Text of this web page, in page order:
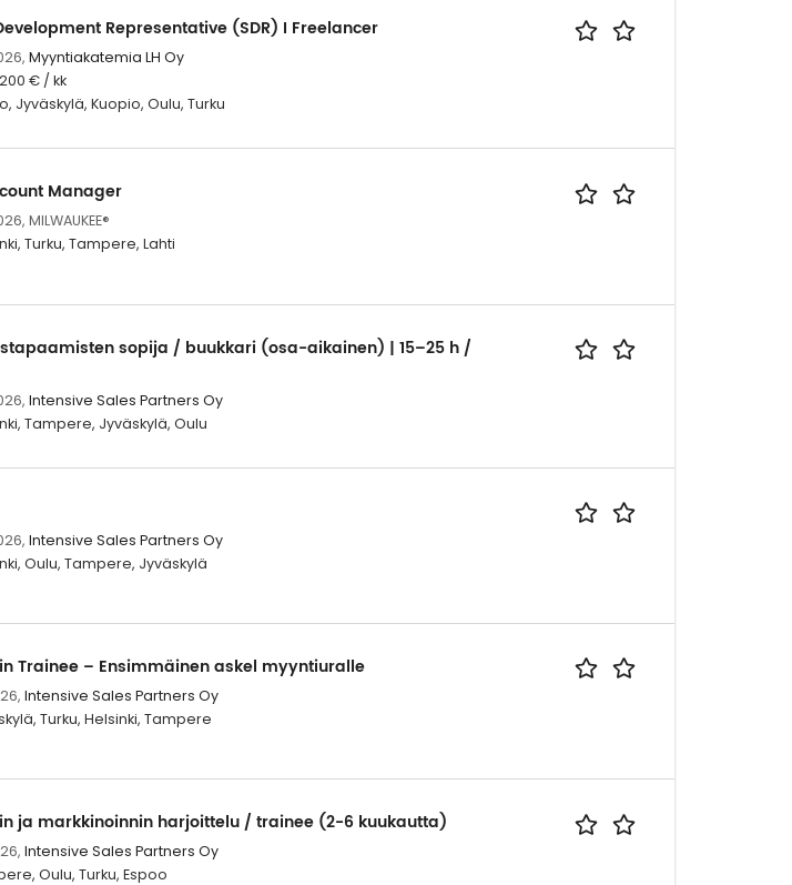
Representative (SDR) I Freelancer
Myyntiakatemia LH Oy
€ / kk
Jyväskylä, Kuopio, Oulu, Turku
Manager
MILWAUKEE®
Turku, Tampere, Lahti
sopija / buukkari (osa-aikainen) | 15–25 h /
Intensive Sales Partners Oy
Tampere, Jyväskylä, Oulu
Intensive Sales Partners Oy
Oulu, Tampere, Jyväskylä
Trainee – Ensimmäinen askel myyntiuralle
Intensive Sales Partners Oy
Turku, Helsinki, Tampere
ja markkinoinnin harjoittelu / trainee (2-6 kuukautta)
Intensive Sales Partners Oy
Oulu, Turku, Espoo